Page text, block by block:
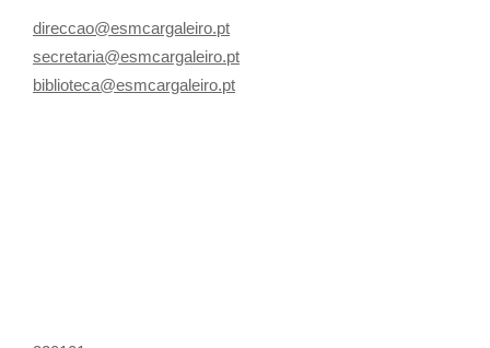
direccao@esmcargaleiro.pt
secretaria@esmcargaleiro.pt
biblioteca@esmcargaleiro.pt